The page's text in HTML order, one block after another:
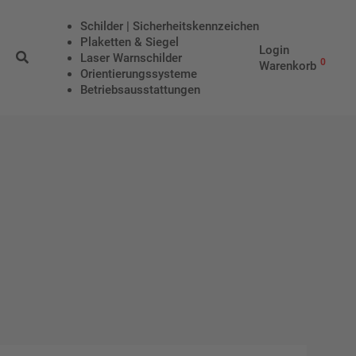
Schilder | Sicherheitskennzeichen
Plaketten & Siegel
Laser Warnschilder
Orientierungssysteme
Betriebs­aus­stattungen
Login
Warenkorb 0